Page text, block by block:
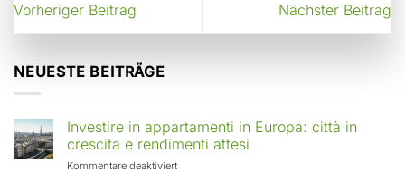
Vorheriger Beitrag Nächster Beitrag
NEUESTE BEITRÄGE
Investire in appartamenti in Europa: città in
crescita e rendimenti attesi
Kommentare deaktiviertfür